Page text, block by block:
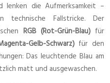
lenken die Aufmerksamkeit –
technische Fallstricke. Der
RGB (Rot-Grün-Blau)für
Gelb-Schwarz)für den
Das leuchtende Blau am
matt und ausgewaschen.